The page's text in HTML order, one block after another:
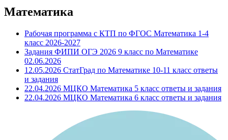
Математика
Рабочая программа с КТП по ФГОС Математика 1-4
класс 2026-2027
Задания ФИПИ ОГЭ 2026 9 класс по Математике
02.06.2026
12.05.2026 СтатГрад по Математике 10-11 класс ответы
и задания
22.04.2026 МЦКО Математика 5 класс ответы и задания
22.04.2026 МЦКО Математика 6 класс ответы и задания